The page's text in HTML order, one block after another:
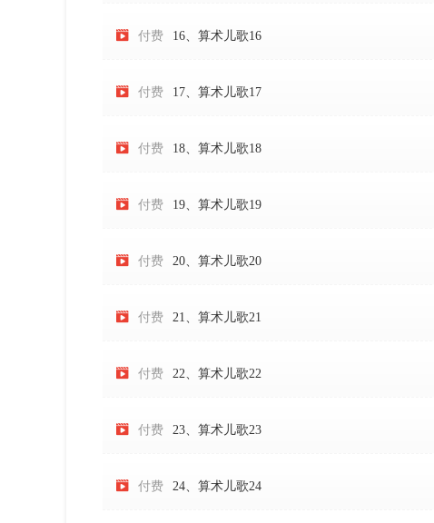
 付费 16、算术儿歌16
 付费 17、算术儿歌17
 付费 18、算术儿歌18
 付费 19、算术儿歌19
 付费 20、算术儿歌20
 付费 21、算术儿歌21
 付费 22、算术儿歌22
 付费 23、算术儿歌23
 付费 24、算术儿歌24